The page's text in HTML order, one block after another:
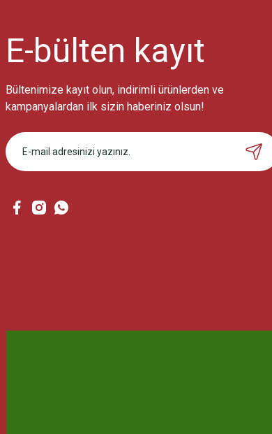
E-bülten kayıt
Bültenimize kayıt olun, indirimli ürünlerden ve
kampanyalardan ilk sizin haberiniz olsun!